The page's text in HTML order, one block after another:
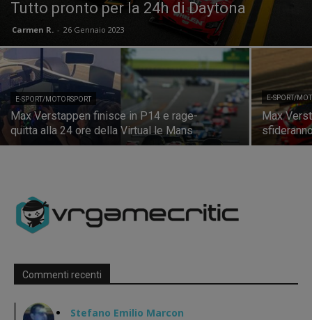
Tutto pronto per la 24h di Daytona
Carmen R. - 26 Gennaio 2023
E-SPORT/MOTORSPORT
Max Verstappen finisce in P14 e rage-
quitta alla 24 ore della Virtual le Mans
E-SPORT/
Max
Commenti recenti
Stefano Emilio Marcon